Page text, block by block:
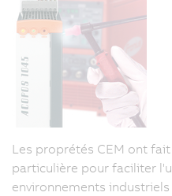
Les proprétés CEM ont
particulière pour faciliter
environnements industriels